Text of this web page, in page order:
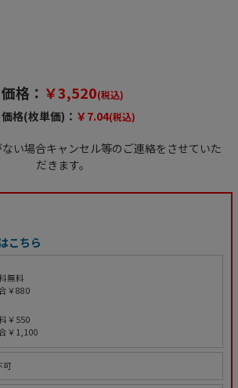
価格： ￥3,520(税込)
格(枚単価)： ￥7.04(税込)
い場合キャンセル等のご連絡をさせていた
だきます。
こちら
無料
￥880
￥550
￥1,100
可